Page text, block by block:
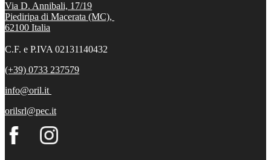
Via D. Annibali, 17/19
Piediripa di Macerata (MC),
62100 Italia
C.F. e P.IVA 02131140432
(+39) 0733 237579
info@oril.it
orilsrl@pec.it